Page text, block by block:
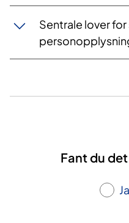
Sentrale lover
Fant du
Ja